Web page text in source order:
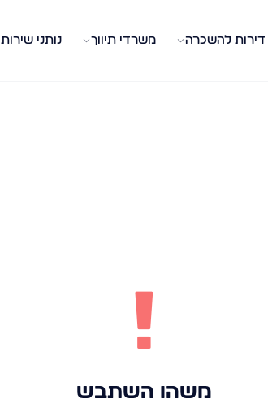
דירות להשכרה משרדי תיווך נותני שירות
!
משהו השתבש